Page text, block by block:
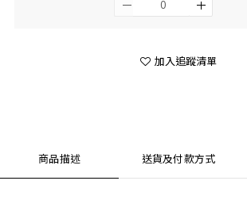
加入追蹤清單
商品描述 送貨及付款方式